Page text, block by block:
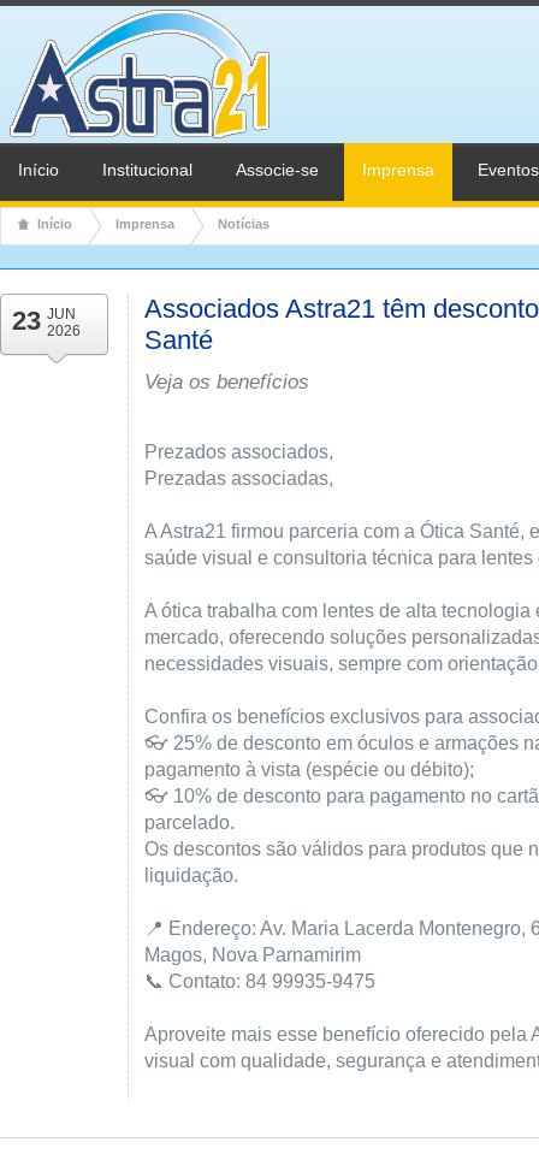
Início Institucional Associe-se Imprensa Eventos
Início Imprensa Notícias
23 JUN
2026
Associados Astra21 têm
Santé
Veja os benefícios
Prezados associados,
Prezadas associadas,
A Astra21 firmou parceria com a Ótica Santé,
saúde visual e consultoria técnica para lentes
A ótica trabalha com lentes de alta
mercado, oferecendo soluções
necessidades visuais, sempre com
Confira os benefícios exclusivos para
👓 25% de desconto em óculos e armações
pagamento à vista (espécie ou débito);
👓 10% de desconto para pagamento no
parcelado.
Os descontos são válidos para produtos que
liquidação.
📍 Endereço: Av. Maria Lacerda
Magos, Nova Parnamirim
📞 Contato: 84 99935-9475
Aproveite mais esse benefício oferecido pela
visual com qualidade, segurança e